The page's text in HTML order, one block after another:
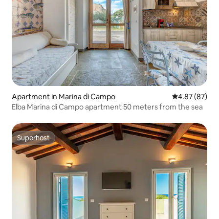
Apartment in Marina di Campo 4.87 out of 5
4.87 (87)
Elba Marina di Campo apartment 50 meters from the sea
Superhost
Superhost